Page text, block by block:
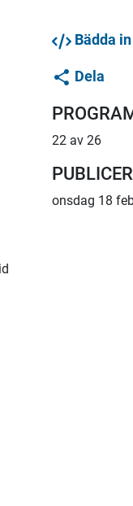
Bädda in
Dela
22 av 26
onsdag 18